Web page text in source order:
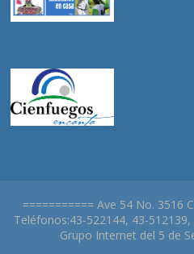
=========== Ave 54 No. 3516
Teléfonos:43-522144, 43-
Grupo Internet del 5 de